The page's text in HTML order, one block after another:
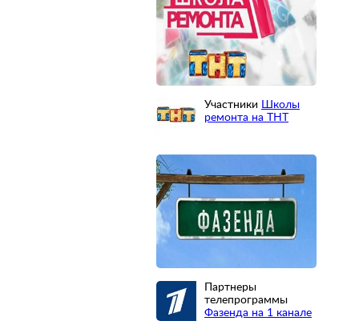
Участники Школы
ремонта на ТНТ
Партнеры
телепрограммы
Фазенда на 1 канале